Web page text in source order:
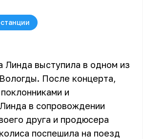
Линда выступила в одном из
После концерта,
и
в сопровождении
друга и продюсера
поспешила на поезд